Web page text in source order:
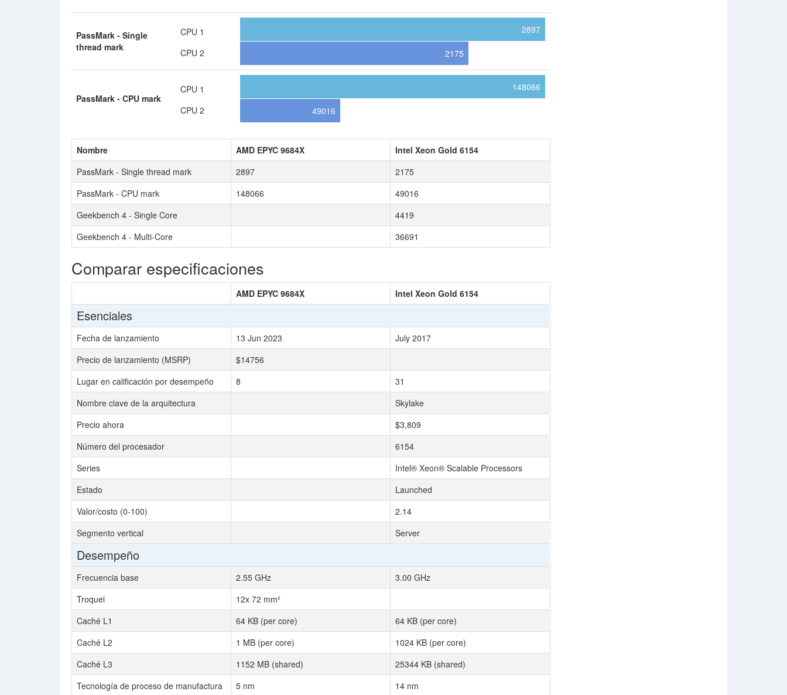
PassMark - Single
thread mark
CPU 1
CPU 2
2897
2175
PassMark - CPU mark
CPU 1
CPU 2
148066
49016
Nombre AMD EPYC 9684X
Intel Xeon Gold 6154
PassMark - Single thread mark
2897
2175
PassMark - CPU mark
148066
49016
Geekbench 4 - Single Core
4419
Geekbench 4 - Multi-Core
36691
Comparar especificaciones
AMD EPYC 9684X Intel Xeon Gold 6154
Esenciales
Fecha de lanzamiento 13 Jun 2023
July 2017
Precio de lanzamiento (MSRP)
$14756
Lugar en calificación por desempeño
8
31
Nombre clave de la arquitectura
Skylake
Precio ahora
$3,809
Número del procesador
6154
Series
Intel® Xeon® Scalable Processors
Estado
Launched
Valor/costo (0-100)
2.14
Segmento vertical
Server
Desempeño
Frecuencia base 2.55 GHz
3.00 GHz
Troquel
12x 72 mm²
Caché L1
64 KB (per core)
64 KB (per core)
Caché L2
1 MB (per core)
1024 KB (per core)
Caché L3
1152 MB (shared)
25344 KB (shared)
Tecnología de proceso de manufactura
5 nm
14 nm